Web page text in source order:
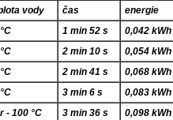
vody čas
energie
1 min 52 s
0,042 kWh
2 min 10 s
0,054 kWh
2 min 41 s
0,068 kWh
3 min 6 s
0,083 kWh
- 100 °C 3 min 36 s 0,098 kWh